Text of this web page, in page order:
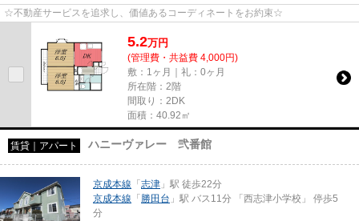
☆不動産サービスを追求し、価値あるコーディネートをお約束☆
5.2万円
(管理費・共益費 4,000円)
敷：1ヶ月｜礼：0ヶ月
所在階：2階
間取り：2DK
面積：40.92㎡
賃貸｜アパート ハニーヴァレー 弐番館
京成本線 「 志津 」駅 徒歩22分
京成本線 「 勝田台 」駅 バス11分 「西志津小学校」 停歩5
分